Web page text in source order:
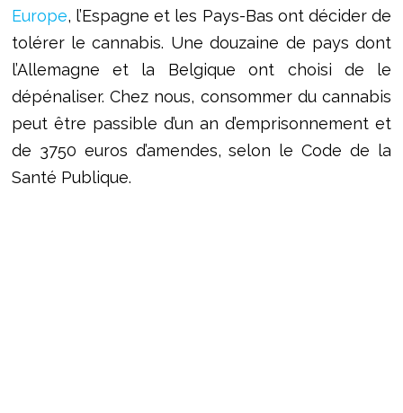
Europe, l’Espagne et les Pays-Bas ont décider de
tolérer le cannabis. Une douzaine de pays dont
l’Allemagne et la Belgique ont choisi de le
dépénaliser. Chez nous, consommer du cannabis
peut être passible d’un an d’emprisonnement et
de 3750 euros d’amendes, selon le Code de la
Santé Publique.